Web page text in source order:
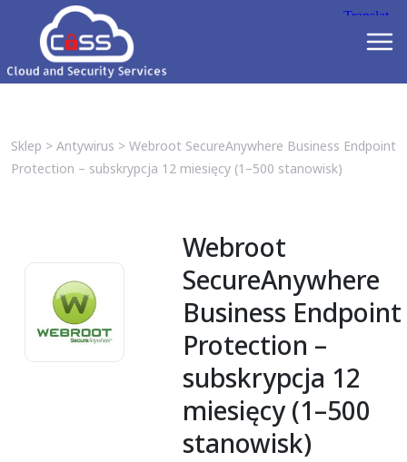
Sklep > Antywirus > Webroot SecureAnywhere Business Endpoint
Protection – subskrypcja 12 miesięcy (1–500 stanowisk)
Webroot
SecureAnywhere
Business Endpoint
Protection –
subskrypcja 12
miesięcy (1–500
stanowisk)